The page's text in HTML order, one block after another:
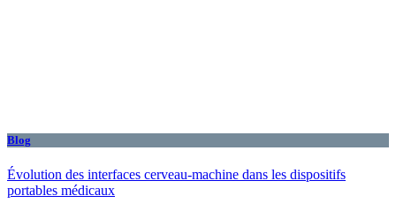
Blog
Évolution des interfaces cerveau-machine dans les dispositifs
portables médicaux